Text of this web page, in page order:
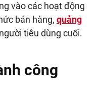
vào các hoạt động
bán hàng, quảng
tiêu dùng cuối.
công